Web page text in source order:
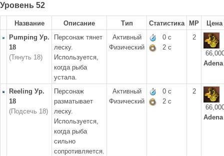
Уровень 52
Название Описание Тип Статистика MP
Цена
Pumping Ур.
18
(Тянуть 18)
Персонаж тянет
леску.
Используется,
когда рыба
устала.
Активный
Физический
0 с
2 с
2
Adena
Reeling Ур.
18
(Подсечь 18)
Персонаж
разматывает
леску.
Используется,
когда рыба
сильно
сопротивляется.
Активный
Физический
0 с
2 с
2
Adena